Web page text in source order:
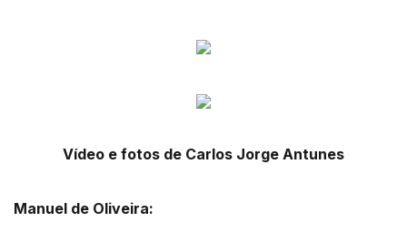
Vídeo e fotos de Carlos Jorge Antunes
Manuel de Oliveira: